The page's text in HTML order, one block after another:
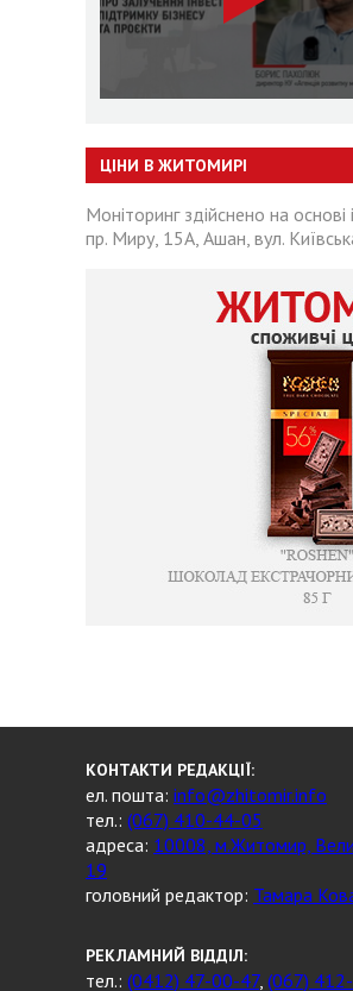
ЦІНИ В ЖИТОМИРІ
Моніторинг здійснено на
пр. Миру, 15А, Ашан, вул.
КОНТАКТИ РЕДАКЦІЇ:
ел. пошта: info@zhitomir.info
тел.: (067) 410-44-05
адреса: 10008, м.Житомир,
19
головний редактор: Тамара
РЕКЛАМНИЙ ВІДДІЛ:
тел.: (0412) 47-00-47, (067)